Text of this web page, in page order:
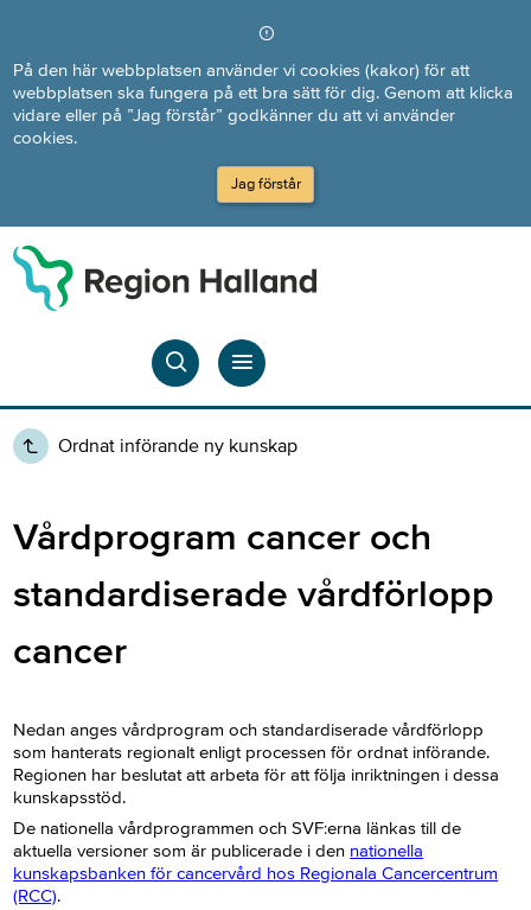
På den här webbplatsen använder vi cookies (kakor) för att
webbplatsen ska fungera på ett bra sätt för dig. Genom att klicka
vidare eller på ”Jag förstår” godkänner du att vi använder
cookies.
Jag förstår
Ordnat införande ny kunskap
Vårdprogram cancer och
standardiserade vårdförlopp
cancer
Nedan anges vårdprogram och standardiserade vårdförlopp
som hanterats regionalt enligt processen för ordnat införande.
Regionen har beslutat att arbeta för att följa inriktningen i dessa
kunskapsstöd.
De nationella vårdprogrammen och SVF:erna länkas till de
aktuella versioner som är publicerade i den nationella
kunskapsbanken för cancervård hos Regionala Cancercentrum
(RCC).